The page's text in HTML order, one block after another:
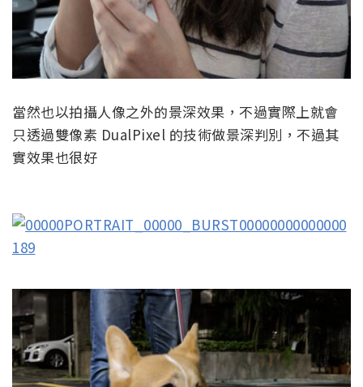
當然也以拍攝人像之外的景深效果，不過實際上就會
只透過雙像素 DualPixel 的技術做景深判別，不過其
實效果也很好